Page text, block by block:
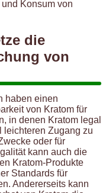
Konsum von
die
von
haben einen
von Kratom für
in denen Kratom legal
leichteren Zugang zu
oder für
kann auch die
Kratom-Produkte
Standards für
Andererseits kann